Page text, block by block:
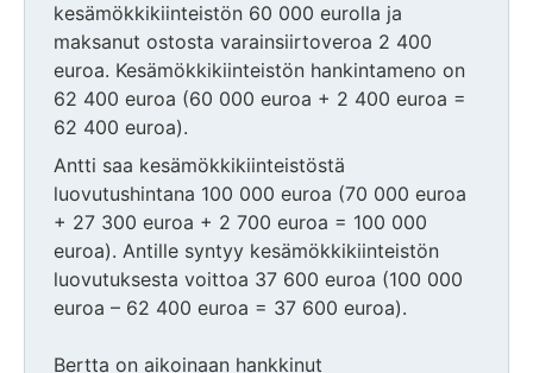
kesämökkikiinteistön 60 000 eurolla ja
maksanut ostosta varainsiirtoveroa 2 400
euroa. Kesämökkikiinteistön hankintameno on
62 400 euroa (60 000 euroa + 2 400 euroa =
62 400 euroa).
Antti saa kesämökkikiinteistöstä
luovutushintana 100 000 euroa (70 000 euroa
+ 27 300 euroa + 2 700 euroa = 100 000
euroa). Antille syntyy kesämökkikiinteistön
luovutuksesta voittoa 37 600 euroa (100 000
euroa – 62 400 euroa = 37 600 euroa).
Bertta on aikoinaan hankkinut